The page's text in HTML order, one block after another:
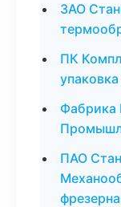
ЗАО
ПК
упаковка
Фабрика
ПАО